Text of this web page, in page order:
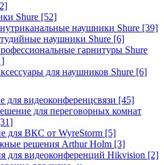
Shure [52]
наушники Shure [39]
наушники Shure [6]
гарнитуры Shure
для наушников Shure [6]
для видеоконференцсвязи [45]
для переговорных комнат
для ВКС от WyreStorm [5]
решения Arthur Holm [3]
для видеоконференций Hikvision [2]